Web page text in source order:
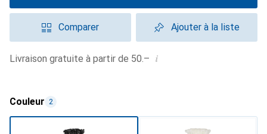
Comparer Ajouter à la liste
Livraison gratuite à partir de 50.– i
Couleur 2